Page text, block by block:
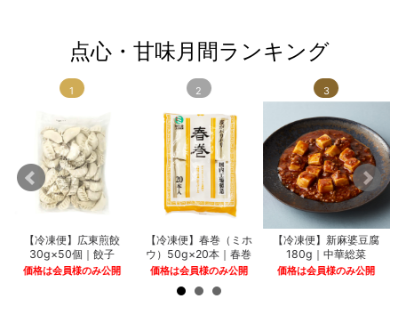
点心・甘味月間ランキング
1
【冷凍便】広東煎餃
30g×50個｜餃子
価格は会員様のみ公開
2
【冷凍便】春巻（ミホ
ウ）50g×20本｜春巻
価格は会員様のみ公開
3
【冷凍便】新麻婆豆腐
180g｜中華総菜
価格は会員様のみ公開